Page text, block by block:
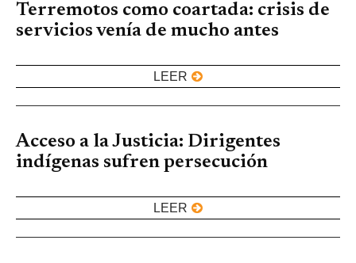
Terremotos como coartada: crisis de
servicios venía de mucho antes
LEER
Acceso a la Justicia: Dirigentes
indígenas sufren persecución
LEER